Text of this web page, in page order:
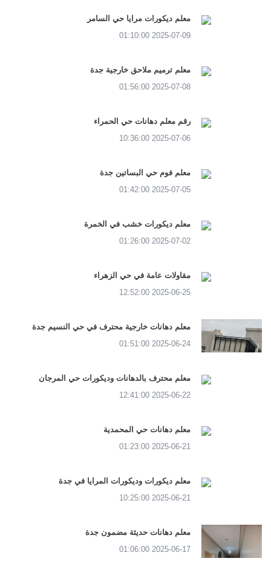
معلم ديكورات مرايا حي السامر
2025-07-09 01:10:00
معلم ترميم ملاحق خارجية جدة
2025-07-08 01:56:00
رقم معلم دهانات حي الحمراء
2025-07-06 10:36:00
معلم فوم حي البساتين جدة
2025-07-05 01:42:00
معلم ديكورات خشب في الخمرة
2025-07-02 01:26:00
مقاولات عامة في حي الزهراء
2025-06-25 12:52:00
معلم دهانات خارجية محترف في حي النسيم جدة
2025-06-24 01:51:00
معلم محترف بالدهانات وديكورات حي المرجان
2025-06-22 12:41:00
معلم دهانات حي المحمدية
2025-06-21 01:23:00
معلم ديكورات وديكورات المرايا في جدة
2025-06-21 10:25:00
معلم دهانات حديثة مضمون جدة
2025-06-17 01:06:00